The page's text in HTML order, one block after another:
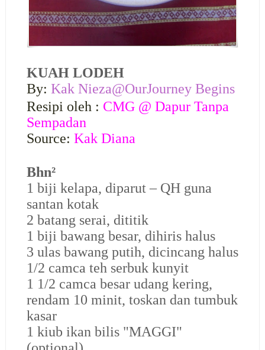
KUAH LODEH
By: Kak Nieza@OurJourney Begins
Resipi oleh : CMG @ Dapur Tanpa
Sempadan
Source: Kak Diana
Bhn²
1 biji kelapa, diparut – QH guna
santan kotak
2 batang serai, dititik
1 biji bawang besar, dihiris halus
3 ulas bawang putih, dicincang halus
1/2 camca teh serbuk kunyit
1 1/2 camca besar udang kering,
rendam 10 minit, toskan dan tumbuk
kasar
1 kiub ikan bilis "MAGGI"